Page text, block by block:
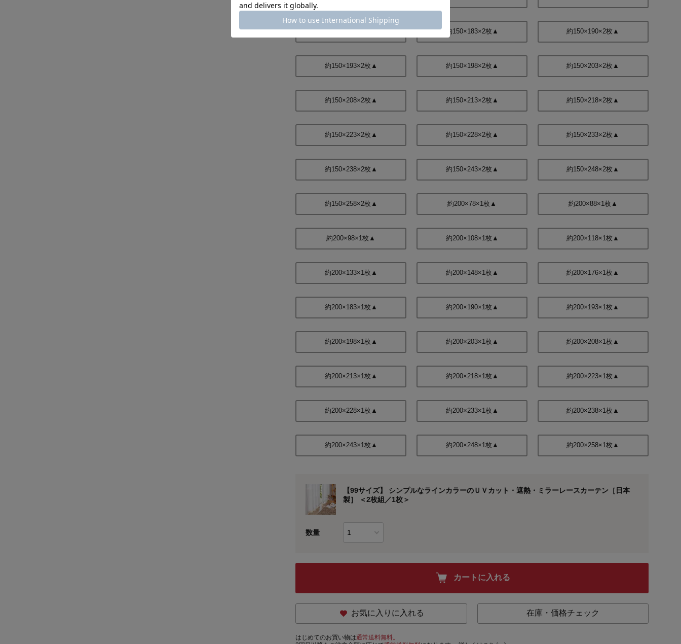
約150×176×2枚▲ 約150×183×2枚▲ 約150×190×2枚▲
約150×193×2枚▲ 約150×198×2枚▲ 約150×203×2枚▲
約150×208×2枚▲ 約150×213×2枚▲ 約150×218×2枚▲
約150×223×2枚▲ 約150×228×2枚▲ 約150×233×2枚▲
約150×238×2枚▲ 約150×243×2枚▲ 約150×248×2枚▲
約150×258×2枚▲ 約200×78×1枚▲ 約200×88×1枚▲
約200×98×1枚▲ 約200×108×1枚▲ 約200×118×1枚▲
約200×133×1枚▲ 約200×148×1枚▲ 約200×176×1枚▲
約200×183×1枚▲ 約200×190×1枚▲ 約200×193×1枚▲
約200×198×1枚▲ 約200×203×1枚▲ 約200×208×1枚▲
約200×213×1枚▲ 約200×218×1枚▲ 約200×223×1枚▲
約200×228×1枚▲ 約200×233×1枚▲ 約200×238×1枚▲
約200×243×1枚▲ 約200×248×1枚▲ 約200×258×1枚▲
【99サイズ】 シンプルなラインカラーのＵＶカット・遮熱・ミラーレースカーテン［日本
製］ ＜2枚組／1枚＞
数量
カートに入れる
お気に入りに入れる 在庫・価格チェック
はじめてのお買い物は通常送料無料。